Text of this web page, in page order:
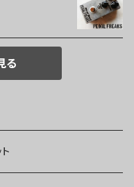
る